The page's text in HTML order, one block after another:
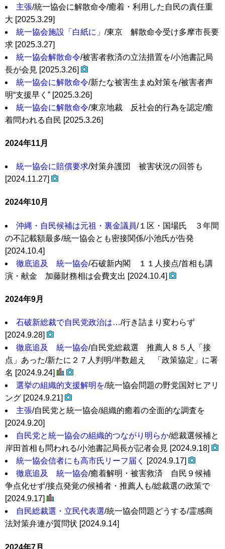
主張/統一協会に解散命令/癒着・利用した自民の責任重
大 [2025.3.29]
統一協会施設「白紙に」 /東京 解散命令受け多摩市長要
求 [2025.3.27]
統一協会解散命令/被害者救済の立法措置を/小池書記局
長が会見 [2025.3.26]
統一協会に解散命令/新たな被害生まぬ対策を/被害者声
明“支援早く” [2025.3.26]
統一協会に解散命令/東京地裁 反社会的行為を認定/癒
着問われる自民 [2025.3.26]
2024年11月
統一協会に賠償要求/対策弁護団 被害状況の回答も
[2024.11.27]
2024年10月
沖縄・自民候補は元祖・裏金議員/１区・国場氏 ３年間
の不記載額最多/統一協会とも密接関係/小池氏が告発
[2024.10.4]
徹底追及 統一協会/石破新内閣 １１人接点/首相も講
演・献金 加藤財務相は会費支出 [2024.10.4]
2024年9月
石破新総裁で自民党政治は…/行き詰まり変わらず
[2024.9.28]
徹底追及 統一協会/自民党総裁選 推薦人８５人「接
点」あった/新たに２７人判明/半数超え 「政策協定」に署
名 [2024.9.24]
選挙の組織的支援解明を/統一協会問題の野党国対ヒアリ
ング [2024.9.21]
主張/自民党と統一協会/組織的癒着の全面的な調査を
[2024.9.20]
自民党と統一協会の組織的つながり明らか/総裁選候補と
岸田首相も問われる/小池書記局長が記者会見 [2024.9.18]
統一協会信者にも高市氏リーフ届く
[2024.9.17]
徹底追及 統一協会/癒着解明・被害救済 自民９候補
争点化せず/接点発覚の候補者・推薦人も/総裁選の政策で
[2024.9.17]
自民総裁選・立民代表選/統一協会問題どうする/霊感商
法対策弁連が質問状 [2024.9.14]
2024年7月